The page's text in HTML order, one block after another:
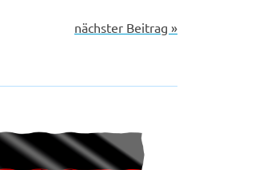
nächster Beitrag »